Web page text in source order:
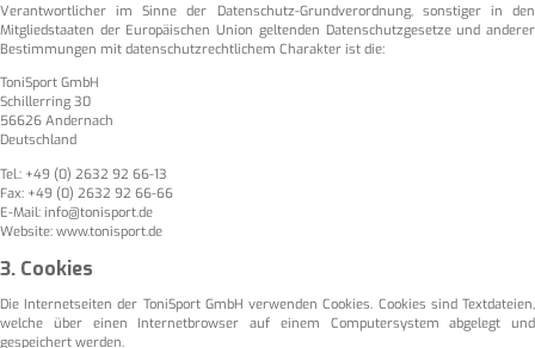
Verantwortlicher im Sinne der Datenschutz-Grundverordnung, sonstiger in den
Mitgliedstaaten der Europäischen Union geltenden Datenschutzgesetze und anderer
Bestimmungen mit datenschutzrechtlichem Charakter ist die:
ToniSport GmbH
Schillerring 30
56626 Andernach
Deutschland
Tel.: +49 (0) 2632 92 66-13
Fax: +49 (0) 2632 92 66-66
E-Mail: info@tonisport.de
Website: www.tonisport.de
3. Cookies
Die Internetseiten der ToniSport GmbH verwenden Cookies. Cookies sind Textdateien,
welche über einen Internetbrowser auf einem Computersystem abgelegt und
gespeichert werden.